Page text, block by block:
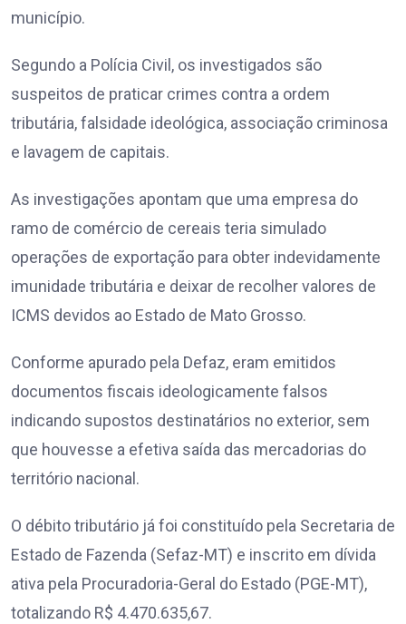
município.
Segundo a Polícia Civil, os investigados são
suspeitos de praticar crimes contra a ordem
tributária, falsidade ideológica, associação criminosa
e lavagem de capitais.
As investigações apontam que uma empresa do
ramo de comércio de cereais teria simulado
operações de exportação para obter indevidamente
imunidade tributária e deixar de recolher valores de
ICMS devidos ao Estado de Mato Grosso.
Conforme apurado pela Defaz, eram emitidos
documentos fiscais ideologicamente falsos
indicando supostos destinatários no exterior, sem
que houvesse a efetiva saída das mercadorias do
território nacional.
O débito tributário já foi constituído pela Secretaria de
Estado de Fazenda (Sefaz-MT) e inscrito em dívida
ativa pela Procuradoria-Geral do Estado (PGE-MT),
totalizando R$ 4.470.635,67.